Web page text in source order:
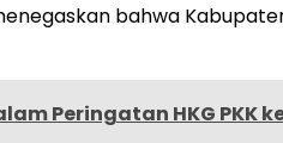
bahwa
Peringatan HKG PKK